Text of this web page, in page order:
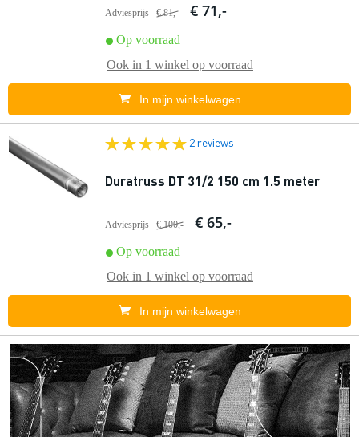
Adviesprijs € 81,- € 71,-
Op voorraad
Ook in 1 winkel op voorraad
In mijn winkelwagen
2 reviews
Duratruss DT 31/2 150 cm 1.5 meter
Adviesprijs € 100,- € 65,-
Op voorraad
Ook in 1 winkel op voorraad
In mijn winkelwagen